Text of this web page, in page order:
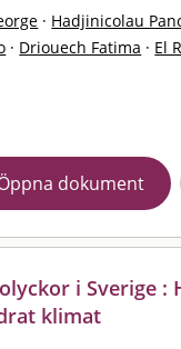
· Hadjinicolau
· Driouech Fatima · El
dokument
i Sverige
klimat